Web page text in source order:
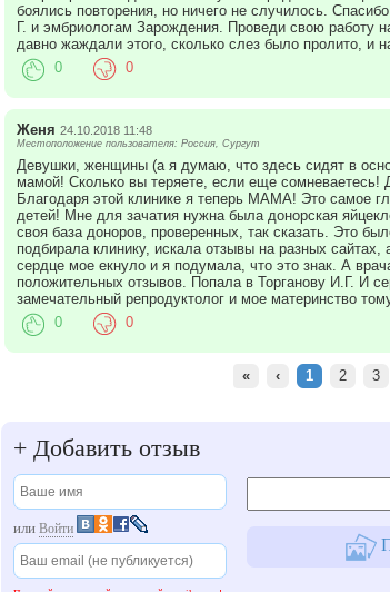
боялись повторения, но ничего не случилось.
Г. и эмбриологам Зарождения. Проведи свою работу
давно жаждали этого, сколько слез было пролито, и
0 0
Женя 24.10.2018 11:48
Местоположение пользователя: Россия, Сургут
Девушки, женщины (а я думаю, что здесь сидят в
мамой! Сколько вы теряете, если еще
Благодаря этой клинике я теперь МАМА! Это самое
детей! Мне для зачатия нужна была донорская
своя база доноров, проверенных, так сказать. Это
подбирала клинику, искала отзывы на разных
сердце мое екнуло и я подумала, что это знак. А
положительных отзывов. Попала в Торганову И.Г. И
замечательный репродуктолог и мое материнство
0 0
« ‹ 1 2 3
+ Добавить отзыв
или Войти